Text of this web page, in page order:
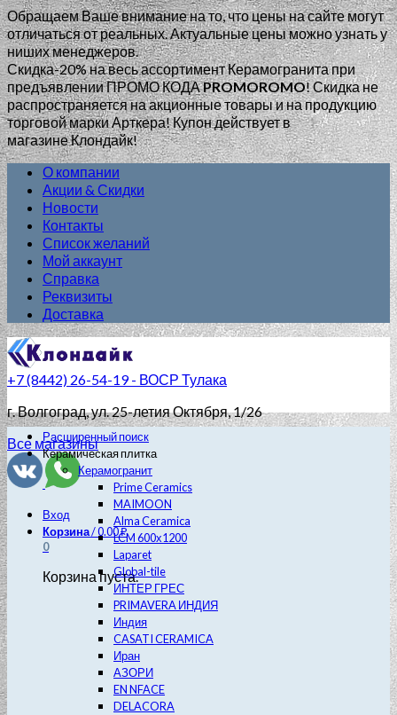
Обращаем Ваше внимание на то, что цены на сайте могут
отличаться от реальных. Актуальные цены можно узнать у
ниших менеджеров.
Скидка-20% на весь ассортимент Керамогранита при
предъявлении ПРОМО КОДАPROMOROMO!Скидка не
распространяется на акционные товары и на продукцию
торговой марки Арткера! Купон действует в
магазине Клондайк!
О компании
Акции & Скидки
Новости
Контакты
Список желаний
Мой аккаунт
Справка
Реквизиты
Доставка
+7 (8442) 26-54-19 - ВОСР Тулака
г. Волгоград, ул. 25-летия Октября, 1/26
Все магазины
Вход
Корзина/0.00₽
0
Корзина пуста.
Расширенный поиск
Керамическая плитка
Керамогранит
Prime Ceramics
MAIMOON
Alma Ceramica
LCM 600х1200
Laparet
Global-tile
ИНТЕР ГРЕС
PRIMAVERA ИНДИЯ
Индия
CASATI CERAMICA
Иран
АЗОРИ
EN NFACE
DELACORA